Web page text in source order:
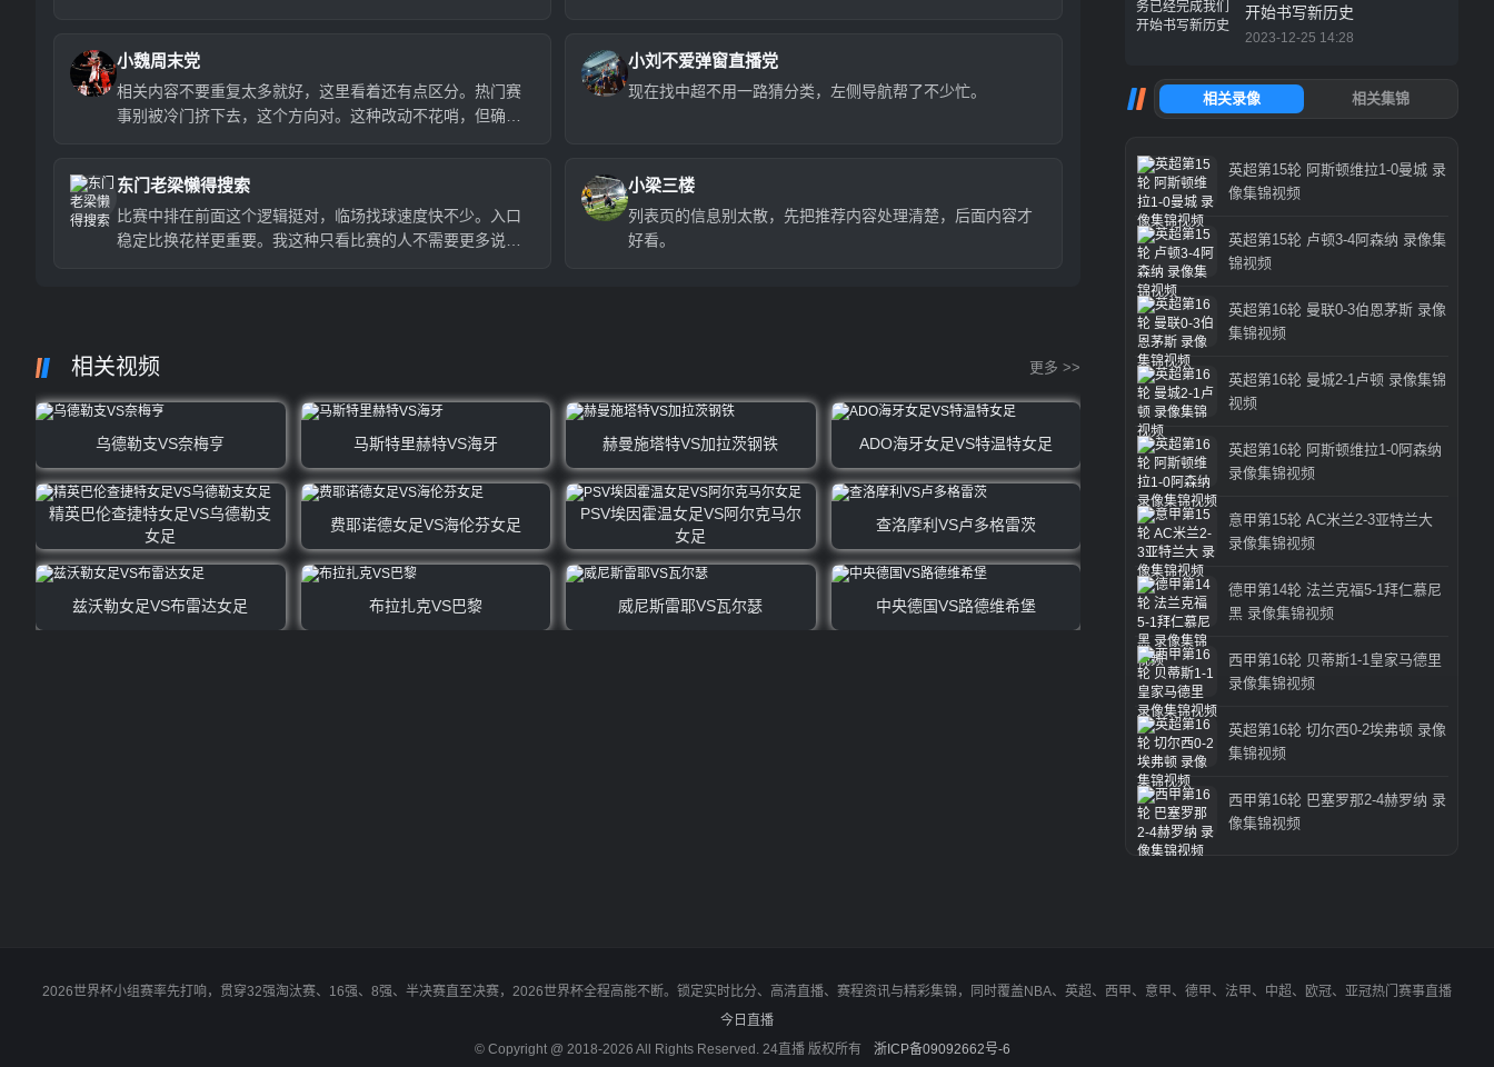
小魏周末党
相关内容不要重复太多就好，这里看着还有点区分。热门赛
事别被冷门挤下去，这个方向对。这种改动不花哨，但确实
小刘不爱弹窗直播党
现在找中超不用一路猜分类，左侧导航帮了不少忙。
东门老梁懒得搜索
比赛中排在前面这个逻辑挺对，临场找球速度快不少。入口
稳定比换花样更重要。我这种只看比赛的人不需要更多说
小梁三楼
列表页的信息别太散，先把推荐内容处理清楚，后面内容才
好看。
相关视频 更多 >>
乌德勒支VS奈梅亨 马斯特里赫特VS海牙 赫曼施塔特VS加拉茨钢铁 ADO海牙女足VS特温特女足
精英巴伦查捷特女足VS乌德勒支
女足
费耶诺德女足VS海伦芬女足
PSV埃因霍温女足VS阿尔克马尔
女足
查洛摩利VS卢多格雷茨
兹沃勒女足VS布雷达女足 布拉扎克VS巴黎 威尼斯雷耶VS瓦尔瑟 中央德国VS路德维希堡
开始书写新历史
2023-12-25 14:28
英超第15轮 阿斯顿维拉1-0曼城 录
像集锦视频
英超第15轮 卢顿3-4阿森纳 录像集
锦视频
英超第16轮 曼联0-3伯恩茅斯 录像
集锦视频
英超第16轮 曼城2-1卢顿 录像集锦
视频
英超第16轮 阿斯顿维拉1-0阿森纳
录像集锦视频
意甲第15轮 AC米兰2-3亚特兰大
录像集锦视频
德甲第14轮 法兰克福5-1拜仁慕尼
黑 录像集锦视频
西甲第16轮 贝蒂斯1-1皇家马德里
录像集锦视频
英超第16轮 切尔西0-2埃弗顿 录像
集锦视频
西甲第16轮 巴塞罗那2-4赫罗纳 录
像集锦视频
2026世界杯小组赛率先打响，贯穿32强淘汰赛、16强、8强、半决赛直至决赛，2026世界杯全程高能不断。锁定实时比分、高清直播、赛程资讯与精彩集锦，同时覆盖NBA、英超、西甲、意甲、德甲、法甲、中超、欧冠、亚冠热门赛事直播
今日直播
© Copyright @ 2018-2026 All Rights Reserved. 24直播 版权所有
浙ICP备09092662号-6